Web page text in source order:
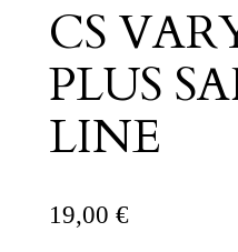
CS
PLUS
LINE
19,00 €